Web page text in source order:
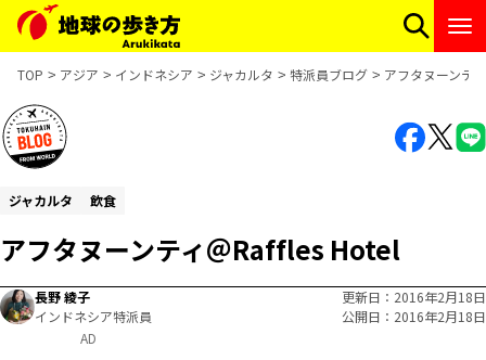
TOP アジア インドネシア ジャカルタ 特派員ブログ アフタヌーンテ
ジャカルタ 飲食
アフタヌーンティ＠Raffles Hotel
長野 綾子
インドネシア特派員
更新日
2016年2月18日
公開日
2016年2月18日
AD